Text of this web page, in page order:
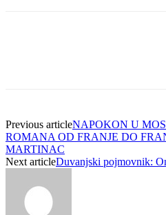
Previous articleNAPOKON U
ROMANA OD FRANJE DO
MARTINAC
Next articleDuvanjski pojmovnik: